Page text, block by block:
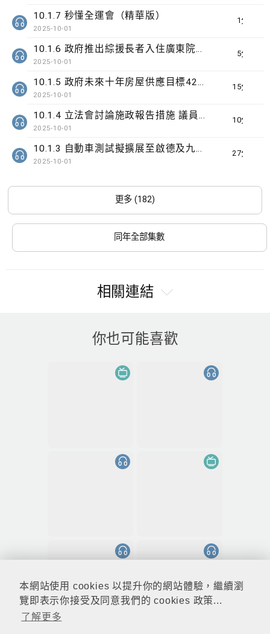
本網站使用 cookies 以提升你的網站體驗，繼續瀏
覽即表示你接受及同意我們的 cookies 政策...
了解更多
1分鐘
10.1.7 秒懂全運會（精華版）
2025-10-01
5分鐘
10.1.6 政府推出綜援長者入住廣東院舍試驗計劃為期3年
2025-10-01
15分鐘
10.1.5 政府未來十年房屋供應目標42萬個單位
2025-10-01
10分鐘
10.1.4 立法會討論施政報告措施 議員關注識別高危家庭
2025-10-01
27分鐘
10.1.3 自動車測試擬擴展至啟德及九龍灣
2025-10-01
更多 (182)
同年全部集數
相關連結
你也可能喜歡